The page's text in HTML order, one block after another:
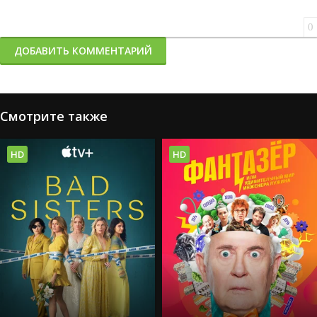
0
ДОБАВИТЬ КОММЕНТАРИЙ
Смотрите также
HD HD